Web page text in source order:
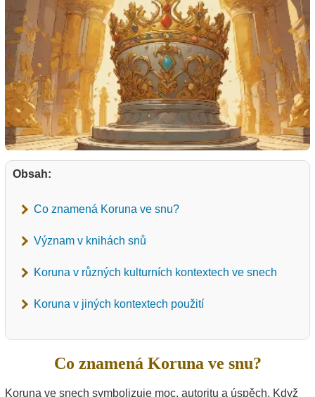
Obsah:
Co znamená Koruna ve snu?
Význam v knihách snů
Koruna v různých kulturních kontextech ve snech
Koruna v jiných kontextech použití
Co znamená Koruna ve snu?
Koruna ve snech symbolizuje moc, autoritu a úspěch. Když